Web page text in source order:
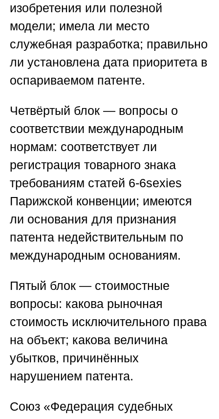
изобретения или полезной
модели; имела ли место
служебная разработка; правильно
ли установлена дата приоритета в
оспариваемом патенте.
Четвёртый блок — вопросы о
соответствии международным
нормам: соответствует ли
регистрация товарного знака
требованиям статей 6-6sexies
Парижской конвенции; имеются
ли основания для признания
патента недействительным по
международным основаниям.
Пятый блок — стоимостные
вопросы: какова рыночная
стоимость исключительного права
на объект; какова величина
убытков, причинённых
нарушением патента.
Союз «Федерация судебных